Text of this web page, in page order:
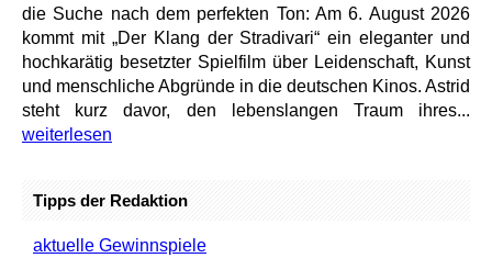
die Suche nach dem perfekten Ton: Am 6. August 2026
kommt mit „Der Klang der Stradivari“ ein eleganter und
hochkarätig besetzter Spielfilm über Leidenschaft, Kunst
und menschliche Abgründe in die deutschen Kinos. Astrid
steht kurz davor, den lebenslangen Traum ihres...
weiterlesen
Tipps der Redaktion
aktuelle Gewinnspiele